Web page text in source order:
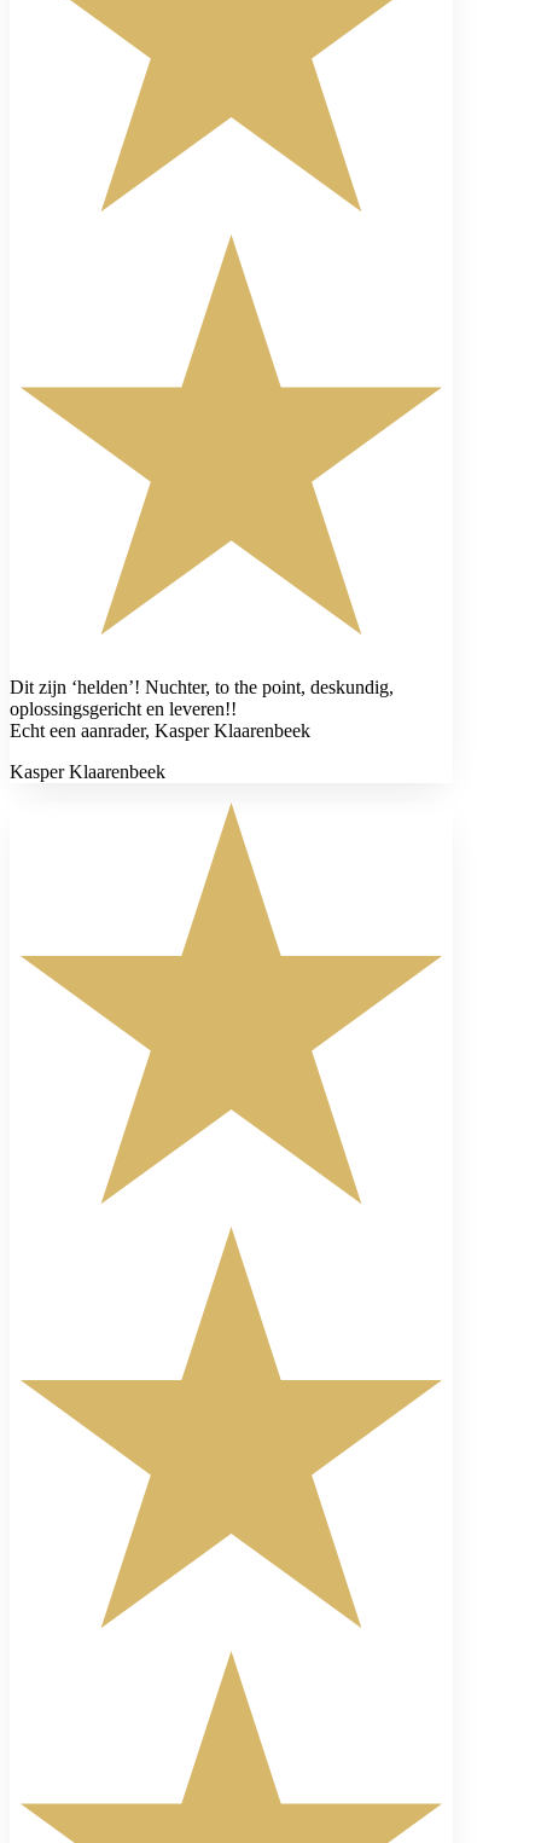
Dit zijn ‘helden’! Nuchter, to the point, deskundig,
oplossingsgericht en leveren!!
Echt een aanrader, Kasper Klaarenbeek
Kasper Klaarenbeek